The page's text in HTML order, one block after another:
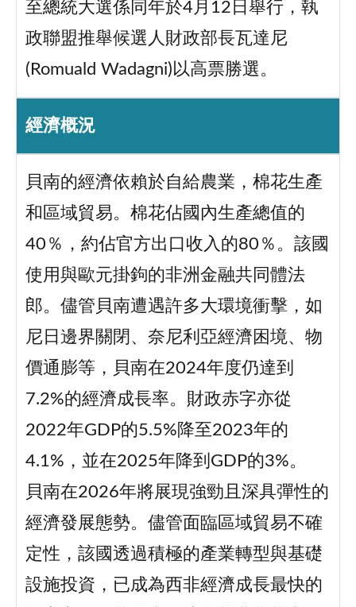
至總統大選係同年於4月12日舉行，執
政聯盟推舉候選人財政部長瓦達尼
(Romuald Wadagni)以高票勝選。
經濟概況
貝南的經濟依賴於自給農業，棉花生產
和區域貿易。棉花佔國內生產總值的
40％，約佔官方出口收入的80％。該國
使用與歐元掛鉤的非洲金融共同體法
郎。儘管貝南遭遇許多大環境衝擊，如
尼日邊界關閉、奈尼利亞經濟困境、物
價通膨等，貝南在2024年度仍達到
7.2%的經濟成長率。財政赤字亦從
2022年GDP的5.5%降至2023年的
4.1%，並在2025年降到GDP的3%。
貝南在2026年將展現強勁且深具彈性的
經濟發展態勢。儘管面臨區域貿易不確
定性，該國透過積極的產業轉型與基礎
設施投資，已成為西非經濟成長最快的